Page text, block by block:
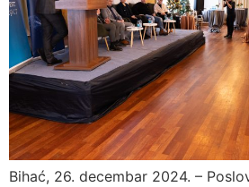
Bihać, 26. decembar 2024. –